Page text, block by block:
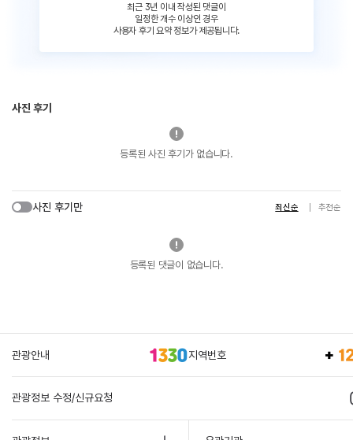
최근 3년 이내 작성된 댓글이
일정한 개수 이상인 경우
사용자 후기 요약 정보가 제공됩니다.
사진 후기
등록된 사진 후기가 없습니다.
사진 후기만 최신순 추천순
등록된 댓글이 없습니다.
관광안내 지역번호
관광정보 수정/신규요청